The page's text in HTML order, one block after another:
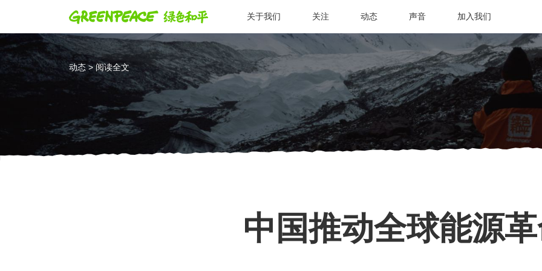
关于我们 关注 动态 声音 加入我们
动态 > 阅读全文
中国推动全球能源